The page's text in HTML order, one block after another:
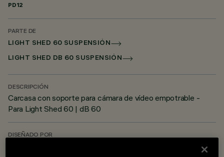
PD12
PARTE DE
LIGHT SHED 60 SUSPENSIÓN
LIGHT SHED DB 60 SUSPENSIÓN
DESCRIPCIÓN
Carcasa con soporte para cámara de vídeo empotrable -
Para Light Shed 60 | dB 60
DISEÑADO POR